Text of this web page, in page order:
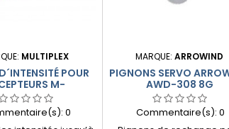
MULTIPLEX
POUR
M-
60A) MULTIPLEX
0
MARQUE: ARROWIND
PIGNONS SERVO
AWD-308 8G
Commentaire(s): 0